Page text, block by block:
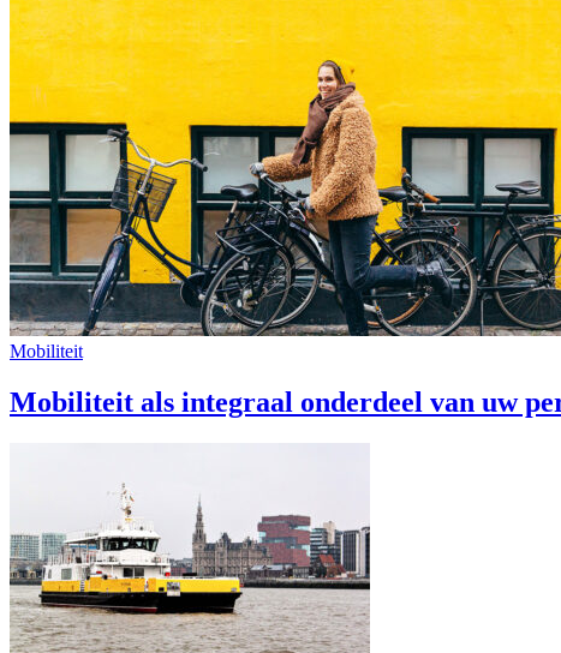
Mobiliteit
Mobiliteit als integraal onderdeel van uw